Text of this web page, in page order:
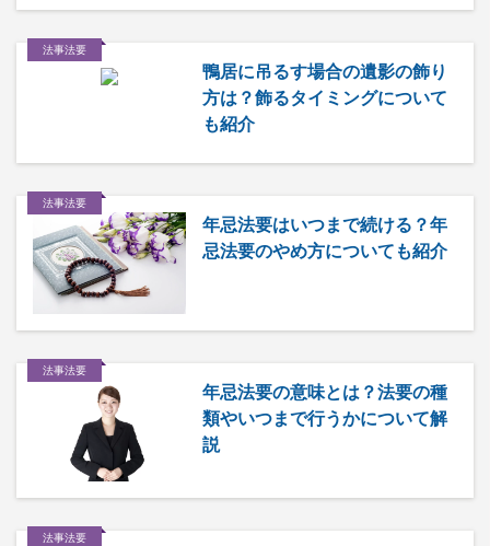
法事法要
鴨居に吊るす場合の遺影の飾り
方は？飾るタイミングについて
も紹介
法事法要
年忌法要はいつまで続ける？年
忌法要のやめ方についても紹介
法事法要
年忌法要の意味とは？法要の種
類やいつまで行うかについて解
説
法事法要